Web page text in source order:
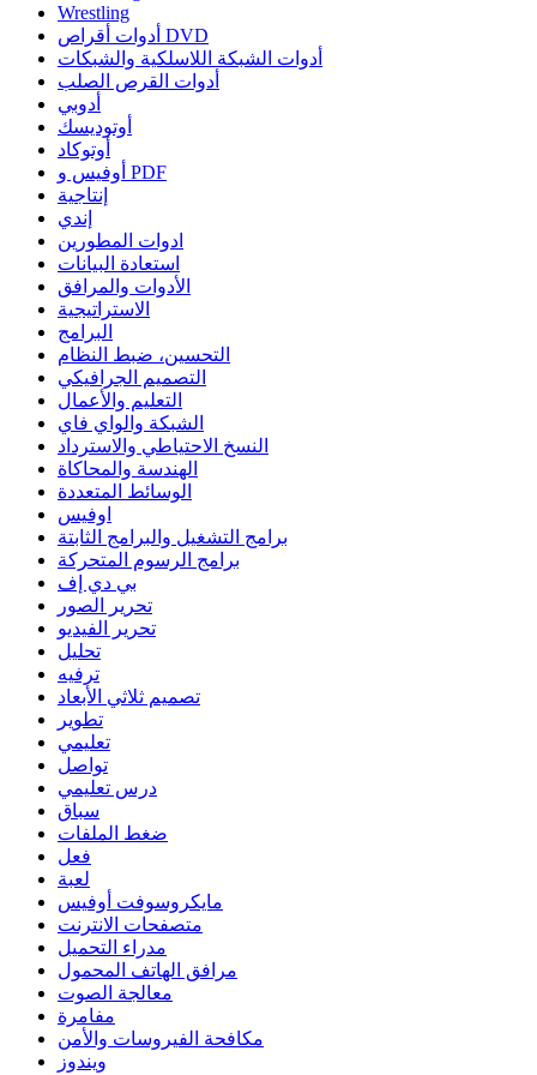
Wrestling
أدوات أقراص DVD
أدوات الشبكة اللاسلكية والشبكات
أدوات القرص الصلب
أدوبي
أوتوديسك
أوتوكاد
أوفيس و PDF
إنتاجية
إندي
ادوات المطورين
استعادة البيانات
الأدوات والمرافق
الاستراتيجية
البرامج
التحسين، ضبط النظام
التصميم الجرافيكي
التعليم والأعمال
الشبكة والواي فاي
النسخ الاحتياطي والاسترداد
الهندسة والمحاكاة
الوسائط المتعددة
اوفيس
برامج التشغيل والبرامج الثابتة
برامج الرسوم المتحركة
بي دي إف
تحرير الصور
تحرير الفيديو
تحليل
ترفيه
تصميم ثلاثي الأبعاد
تطوير
تعليمي
تواصل
درس تعليمي
سباق
ضغط الملفات
فعل
لعبة
مايكروسوفت أوفيس
متصفحات الانترنت
مدراء التحميل
مرافق الهاتف المحمول
معالجة الصوت
مفامرة
مكافحة الفيروسات والأمن
ويندوز